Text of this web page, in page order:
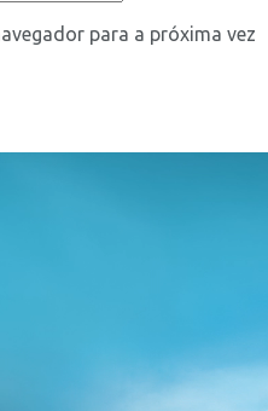
para a próxima vez